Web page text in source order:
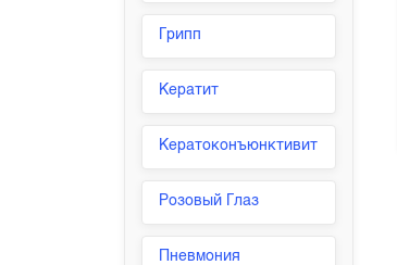
Грипп
Кератит
Кератоконъюнктивит
Розовый Глаз
Пневмония